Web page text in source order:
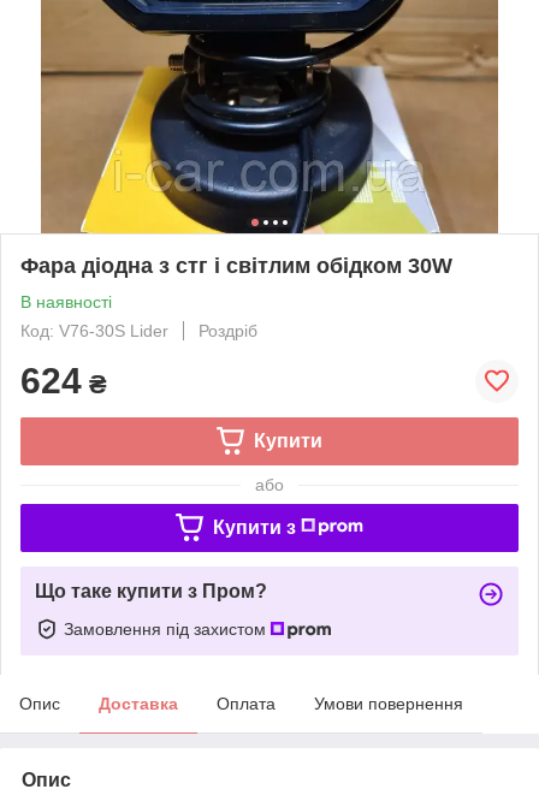
Фара діодна з стг і світлим обідком 30W
В наявності
Код: V76-30S Lider
Роздріб
624 ₴
Купити
або
Купити з
Що таке купити з Пром?
Замовлення під захистом
Опис Доставка Оплата Умови повернення
Опис